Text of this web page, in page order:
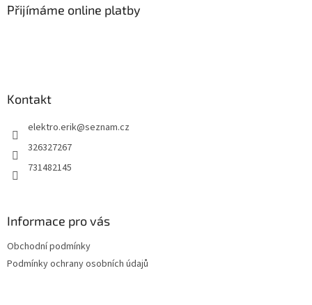
Přijímáme online platby
Kontakt
elektro.erik@seznam.cz
326327267
731482145
Informace pro vás
Obchodní podmínky
Podmínky ochrany osobních údajů